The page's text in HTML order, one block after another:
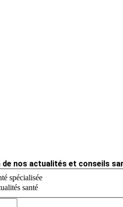
de nos actualités et conseils
spécialisée
santé